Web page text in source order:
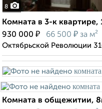
8
Комната в 3-к квартире,
930 000 ₽ 66 500 ₽ за м²
Октябрьской Революции
Комната в общежитии,